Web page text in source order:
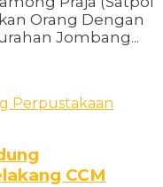
Orang Dengan
Jombang...
CCM